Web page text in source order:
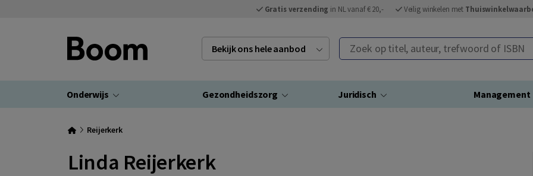
Gratis verzending in NL vanaf € 20,- Veilig winkelen met
Bekijk ons hele aanbod Zoek op titel, auteur, trefwoord of ISBN
Onderwijs Gezondheidszorg Juridisch Management
Reijerkerk
Linda Reijerkerk